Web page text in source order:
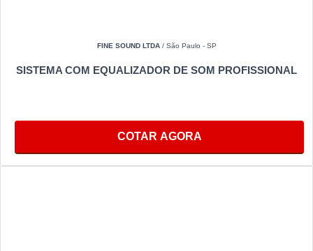
FINE SOUND LTDA/ São Paulo - SP
SISTEMA COM EQUALIZADOR DE SOM PROFISSIONAL
COTAR AGORA